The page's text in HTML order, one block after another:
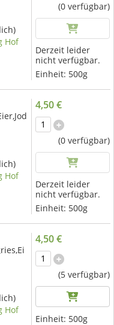
Hof
(0 verfügbar)
Derzeit leider
nicht verfügbar.
Einheit: 500g
Hof
4,50 €
(0 verfügbar)
Derzeit leider
nicht verfügbar.
Einheit: 500g
Hof
4,50 €
(5 verfügbar)
Einheit: 500g